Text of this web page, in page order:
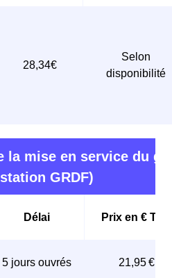
28,34€
Selon
disponibilité
la mise en service du
GRDF)
Délai Prix en € TTC
5 jours ouvrés 21,95 €